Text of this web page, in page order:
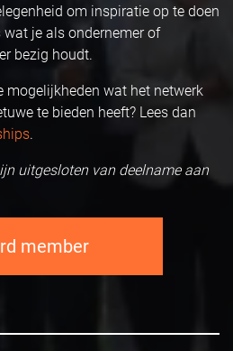
om inspiratie op te doen
je als ondernemer of
bezig houdt.
mogelijkheden wat het netwerk
te bieden heeft? Lees dan
.
uitgesloten van deelname aan
member